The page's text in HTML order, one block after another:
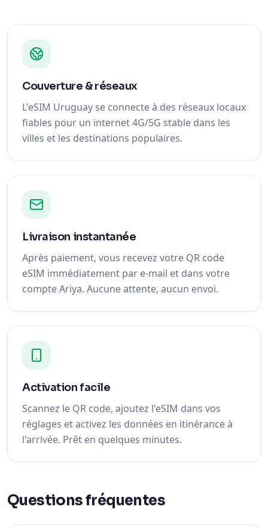
Couverture & réseaux
L'eSIM Uruguay se connecte à des réseaux locaux
fiables pour un internet 4G/5G stable dans les
villes et les destinations populaires.
Livraison instantanée
Après paiement, vous recevez votre QR code
eSIM immédiatement par e-mail et dans votre
compte Ariya. Aucune attente, aucun envoi.
Activation facile
Scannez le QR code, ajoutez l'eSIM dans vos
réglages et activez les données en itinérance à
l'arrivée. Prêt en quelques minutes.
Questions fréquentes